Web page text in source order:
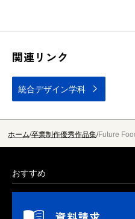
関連リンク
統合デザイン学科
ホーム 卒業制作優秀作品集Future
おすすめ